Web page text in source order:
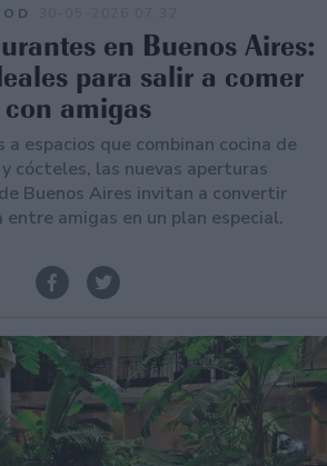
en Buenos Aires:
para salir a comer
con amigas
espacios que combinan cocina de
cócteles, las nuevas aperturas
Buenos Aires invitan a convertir
amigas en un plan especial.